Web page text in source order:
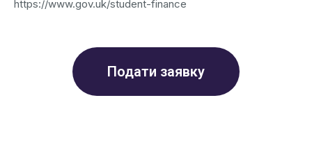
https://www.gov.uk/student-finance
Подати заявку